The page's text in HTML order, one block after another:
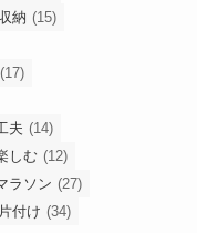
納 (15)
(17)
夫 (14)
しむ (12)
ラソン (27)
片付け (34)